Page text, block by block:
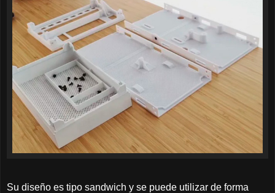
Su diseño es tipo sandwich y se puede utilizar de forma